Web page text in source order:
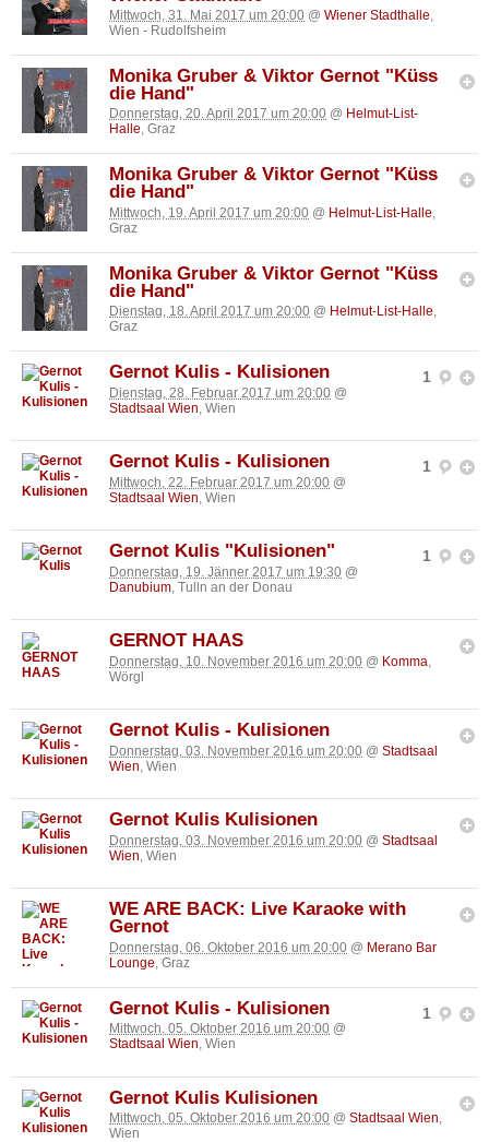
Mittwoch, 31. Mai 2017 um 20:00 @ Wiener Stadthalle,
Wien - Rudolfsheim
Monika Gruber & Viktor Gernot "Küss
die Hand"
Donnerstag, 20. April 2017 um 20:00 @ Helmut-List-
Halle, Graz
Monika Gruber & Viktor Gernot "Küss
die Hand"
Mittwoch, 19. April 2017 um 20:00 @ Helmut-List-Halle,
Graz
Monika Gruber & Viktor Gernot "Küss
die Hand"
Dienstag, 18. April 2017 um 20:00 @ Helmut-List-Halle,
Graz
1
Gernot Kulis - Kulisionen
Dienstag, 28. Februar 2017 um 20:00 @
Stadtsaal Wien , Wien
1
Gernot Kulis - Kulisionen
Mittwoch, 22. Februar 2017 um 20:00 @
Stadtsaal Wien , Wien
1
Gernot Kulis "Kulisionen"
Donnerstag, 19. Jänner 2017 um 19:30 @
Danubium , Tulln an der Donau
GERNOT HAAS
Donnerstag, 10. November 2016 um 20:00 @ Komma
Wörgl
Gernot Kulis - Kulisionen
Donnerstag, 03. November 2016 um 20:00 @ Stadtsaal
Wien , Wien
Gernot Kulis Kulisionen
Donnerstag, 03. November 2016 um 20:00 @ Stadtsaal
Wien , Wien
WE ARE BACK: Live Karaoke with
Gernot
Donnerstag, 06. Oktober 2016 um 20:00 @ Merano Bar
Lounge , Graz
1
Gernot Kulis - Kulisionen
Mittwoch, 05. Oktober 2016 um 20:00 @
Stadtsaal Wien, Wien
Gernot Kulis Kulisionen
Mittwoch, 05. Oktober 2016 um 20:00 @ Stadtsaal Wien,
Wien